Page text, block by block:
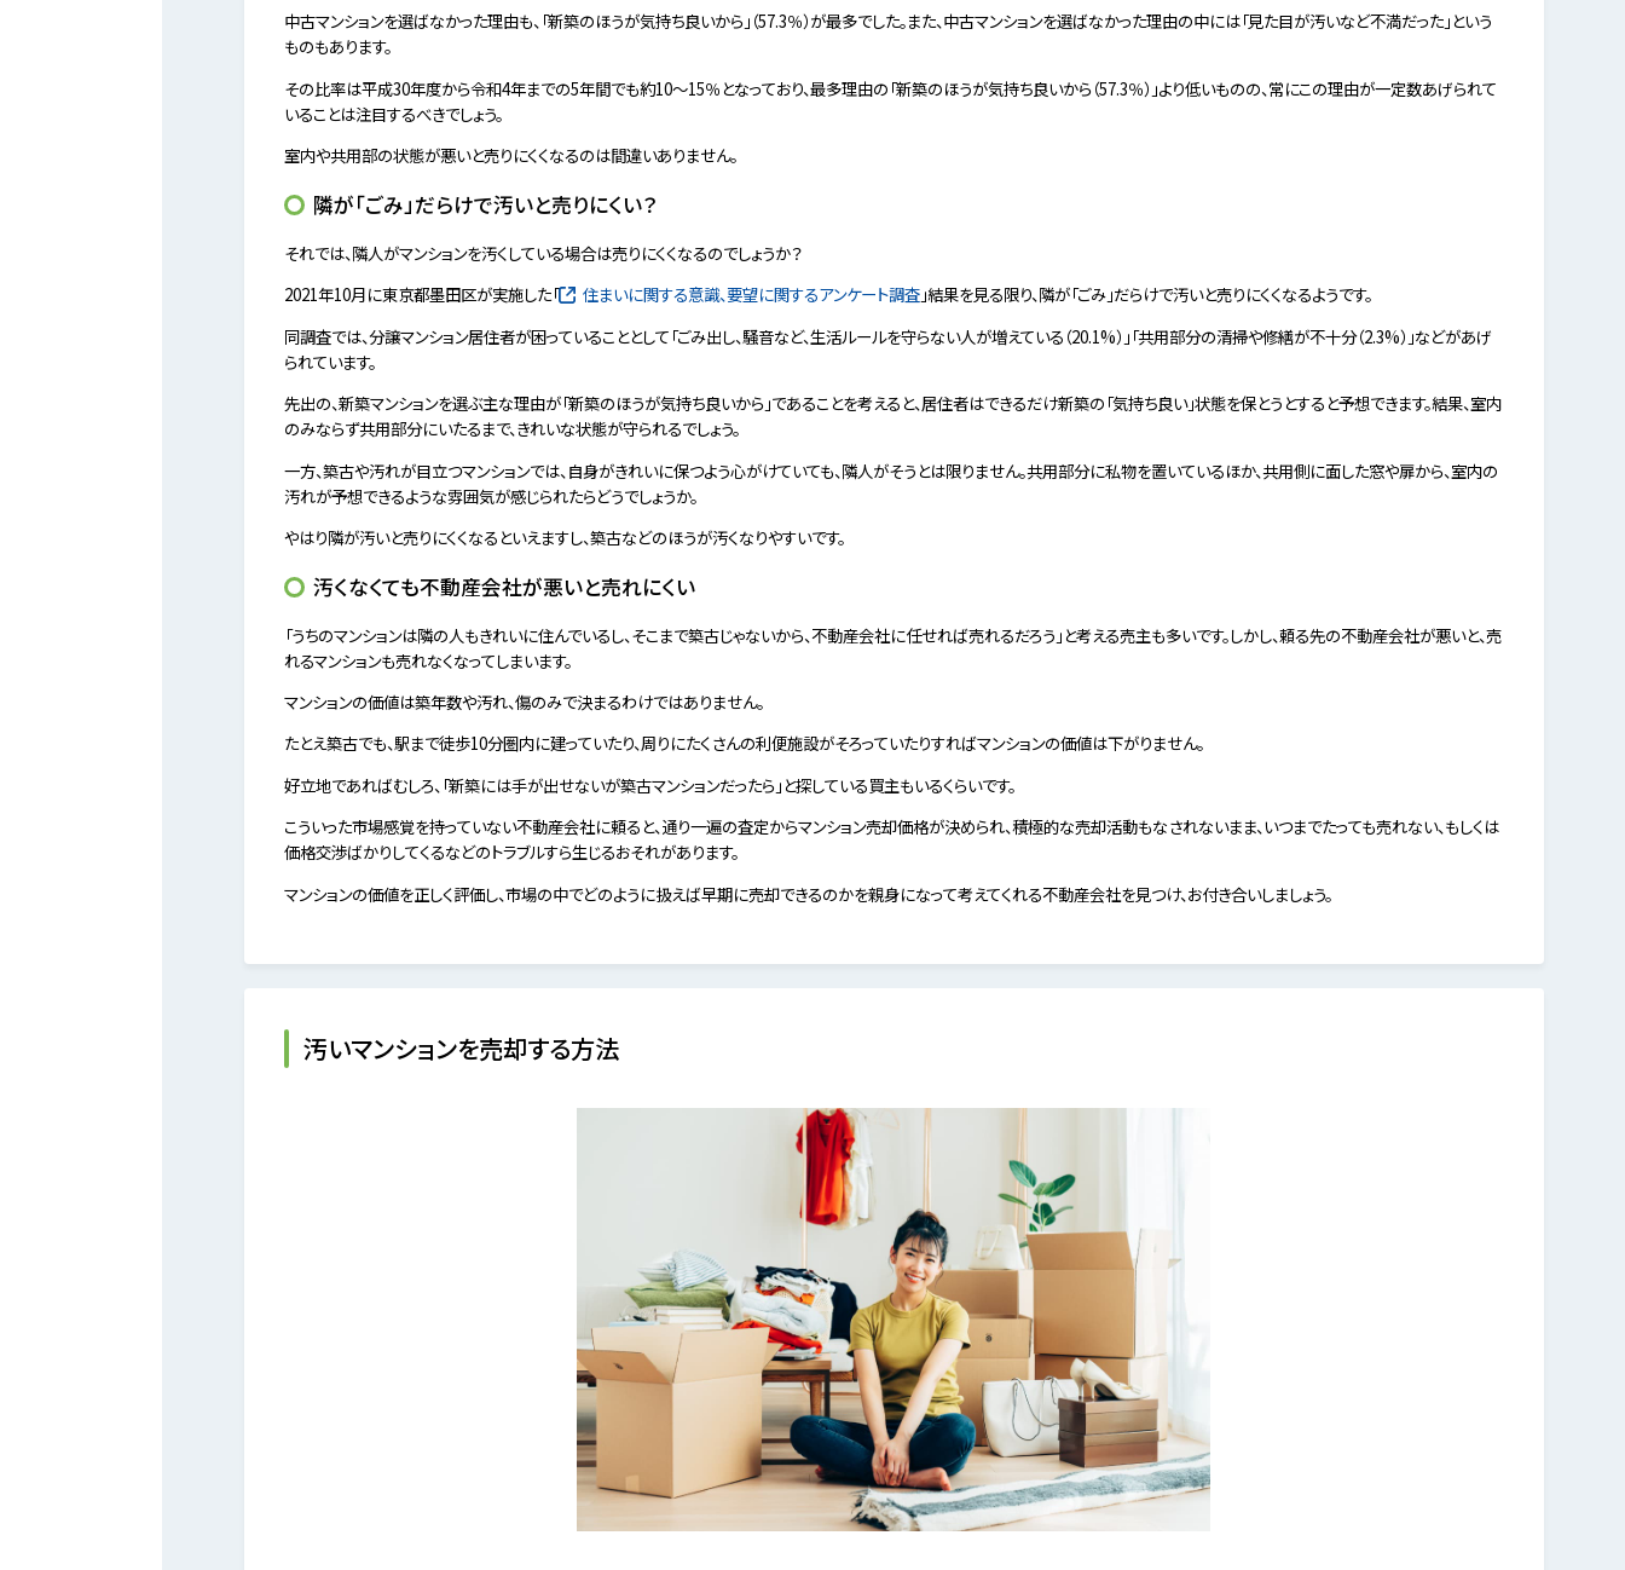
中古マンションを選ばなかった理由も、「新築のほうが気持ち良いから」（57.3％）が最多でした。また、中古マンションを選ばなかった理由の中には「見た目が汚いなど不満だった」という
ものもあります。
その比率は平成30年度から令和4年までの5年間でも約10〜15％となっており、最多理由の「新築のほうが気持ち良いから（57.3％）」より低いものの、常にこの理由が一定数あげられて
いることは注目するべきでしょう。
室内や共用部の状態が悪いと売りにくくなるのは間違いありません。
隣が「ごみ」だらけで汚いと売りにくい？
それでは、隣人がマンションを汚くしている場合は売りにくくなるのでしょうか？
2021年10月に東京都墨田区が実施した「
住まいに関する意識、要望に関するアンケート調査 」結果を見る限り、隣が「ごみ」だらけで汚いと売りにくくなるようです。
同調査では、分譲マンション居住者が困っていることとして「ごみ出し、騒音など、生活ルールを守らない人が増えている（20.1%）」「共用部分の清掃や修繕が不十分（2.3%）」などがあげ
られています。
先出の、新築マンションを選ぶ主な理由が「新築のほうが気持ち良いから」であることを考えると、居住者はできるだけ新築の「気持ち良い」状態を保とうとすると予想できます。結果、室内
のみならず共用部分にいたるまで、きれいな状態が守られるでしょう。
一方、築古や汚れが目立つマンションでは、自身がきれいに保つよう心がけていても、隣人がそうとは限りません。共用部分に私物を置いているほか、共用側に面した窓や扉から、室内の
汚れが予想できるような雰囲気が感じられたらどうでしょうか。
やはり隣が汚いと売りにくくなるといえますし、築古などのほうが汚くなりやすいです。
汚くなくても不動産会社が悪いと売れにくい
「うちのマンションは隣の人もきれいに住んでいるし、そこまで築古じゃないから、不動産会社に任せれば売れるだろう」と考える売主も多いです。しかし、頼る先の不動産会社が悪いと、売
れるマンションも売れなくなってしまいます。
マンションの価値は築年数や汚れ、傷のみで決まるわけではありません。
たとえ築古でも、駅まで徒歩10分圏内に建っていたり、周りにたくさんの利便施設がそろっていたりすればマンションの価値は下がりません。
好立地であればむしろ、「新築には手が出せないが築古マンションだったら」と探している買主もいるくらいです。
こういった市場感覚を持っていない不動産会社に頼ると、通り一遍の査定からマンション売却価格が決められ、積極的な売却活動もなされないまま、いつまでたっても売れない、もしくは
価格交渉ばかりしてくるなどのトラブルすら生じるおそれがあります。
マンションの価値を正しく評価し、市場の中でどのように扱えば早期に売却できるのかを親身になって考えてくれる不動産会社を見つけ、お付き合いしましょう。
汚いマンションを売却する方法